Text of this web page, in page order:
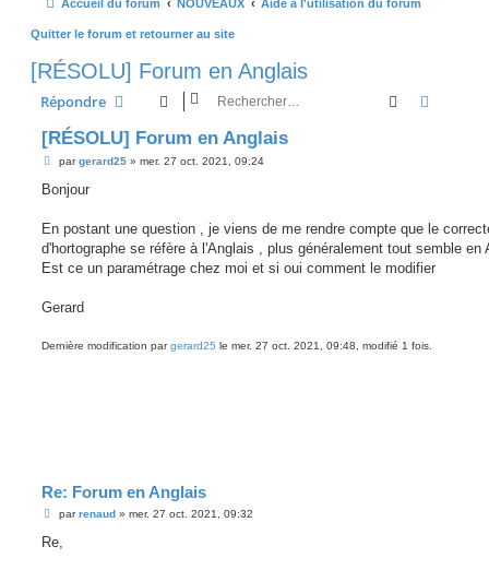
Accueil du forum NOUVEAUX Aide à l'utilisation du forum
Quitter le forum et retourner au site
[RÉSOLU] Forum en Anglais
Répondre Rechercher
[RÉSOLU] Forum en Anglais
M
s
g
pargerard25» mer. 27 oct. 2021, 09:24
Bonjour
En postant une question , je viens de me rendre compte que le
d'hortographe se réfère à l'Anglais , plus généralement tout semble en
Est ce un paramétrage chez moi et si oui comment le modifier
Gerard
Dernière modification pargerard25 le mer. 27 oct. 2021, 09:48, modifié 1 fois.
Re: Forum en Anglais
M
s
parrenaud» mer. 27 oct. 2021, 09:32
Re,